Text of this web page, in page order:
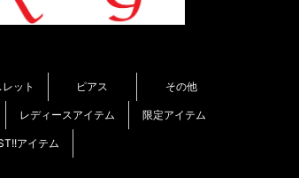
ット ピアス その他
レディースアイテム 限定アイテム
アイテム